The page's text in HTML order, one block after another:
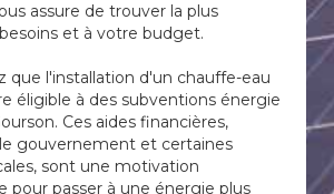
assure de trouver la plus
et à votre budget.
que l'installation d'un chauffe-eau
éligible à des subventions énergie
Ces aides financières,
gouvernement et certaines
sont une motivation
pour passer à une énergie plus